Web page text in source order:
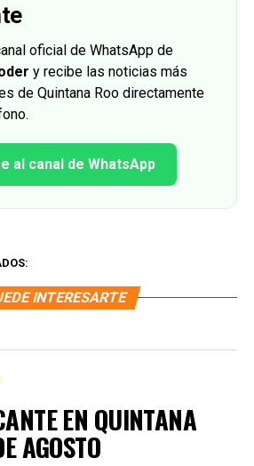
oficial de WhatsApp de
y recibe las noticias más
de Quintana Roo directamente
al canal de WhatsApp
INTERESARTE
EN QUINTANA
AGOSTO